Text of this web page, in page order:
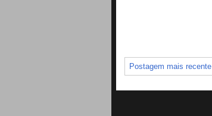
Postagem mais recente